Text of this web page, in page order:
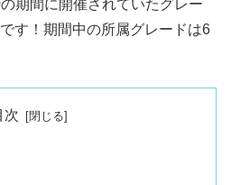
期間に開催されていたグレー
す！期間中の所属グレードは6
次